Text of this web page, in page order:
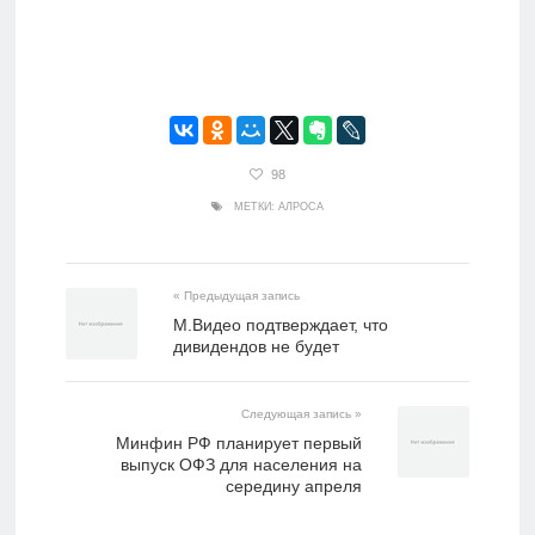
98
МЕТКИ: АЛРОСА
« Предыдущая запись
М.Видео подтверждает, что
дивидендов не будет
Следующая запись »
Минфин РФ планирует первый
выпуск ОФЗ для населения на
середину апреля